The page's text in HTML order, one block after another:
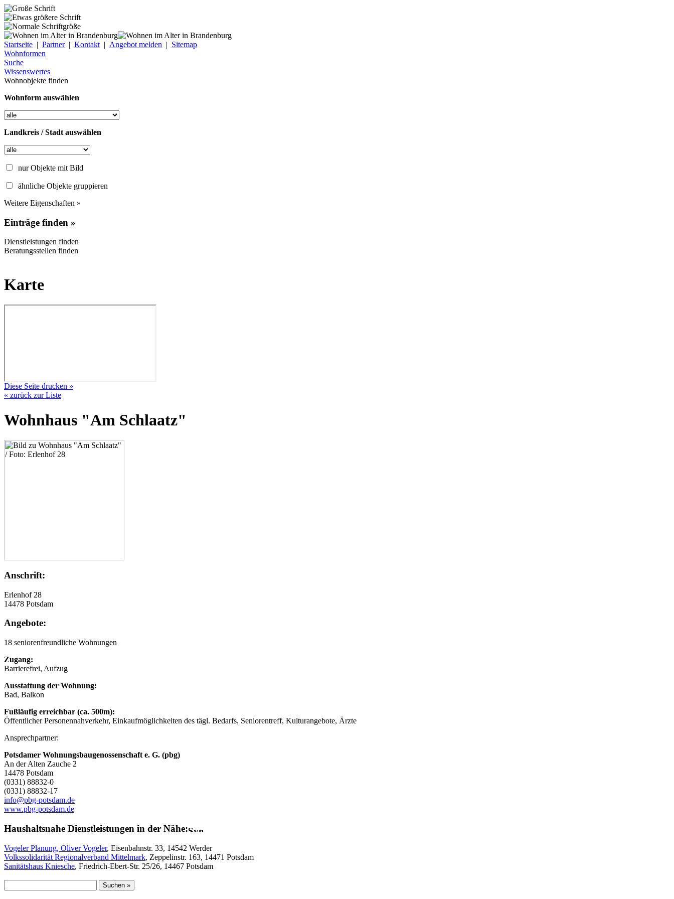
Startseite | Partner| Kontakt | Angebot melden | Sitemap
Wohnformen
Suche
Wissenswertes
Wohnobjekte finden
Wohnform auswählen
Landkreis / Stadt auswählen
nur Objekte mit Bild
ähnliche Objekte gruppieren
Weitere Eigenschaften »
Einträge finden »
Dienstleistungen finden
Beratungsstellen finden
Karte
Diese Seite drucken »
« zurück zur Liste
Wohnhaus "Am Schlaatz"
Anschrift:
Erlenhof 28
14478 Potsdam
Angebote:
18 seniorenfreundliche Wohnungen
Zugang:
Barrierefrei, Aufzug
Ausstattung der Wohnung:
Bad, Balkon
Fußläufig erreichbar (ca. 500m):
Öffentlicher Personennahverkehr, Einkaufmöglichkeiten des tägl. Bedarfs, Seniorentreff, Kulturangebote, Ärzte
Ansprechpartner:
Potsdamer Wohnungsbaugenossenschaft e. G. (pbg)
An der Alten Zauche 2
14478 Potsdam
(0331) 88832-0
(0331) 88832-17
info@pbg-potsdam.de
www.pbg-potsdam.de
Haushaltsnahe Dienstleistungen in der Nähe:
Vogeler Planung, Oliver Vogeler, Eisenbahnstr. 33, 14542 Werder
Volkssolidarität Regionalverband Mittelmark, Zeppelinstr. 163, 14471 Potsdam
Sanitätshaus Kniesche, Friedrich-Ebert-Str. 25/26, 14467 Potsdam